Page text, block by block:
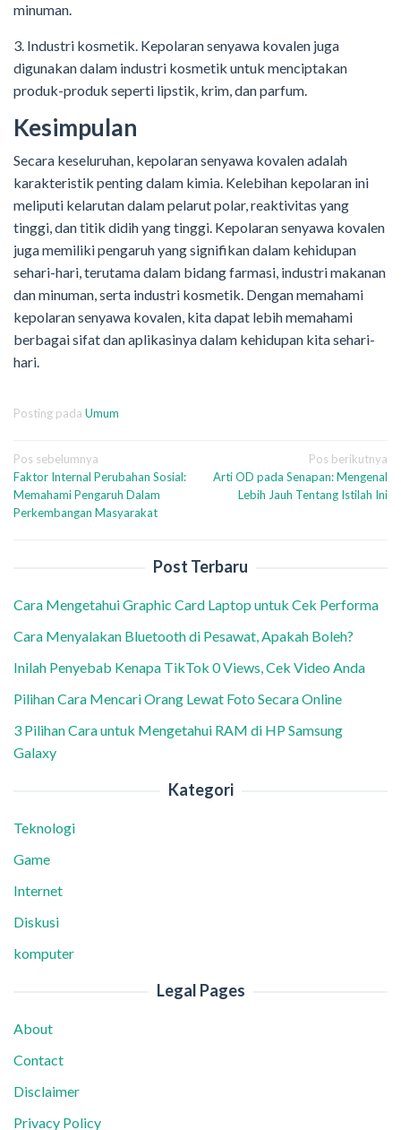
minuman.
3. Industri kosmetik. Kepolaran senyawa kovalen juga
digunakan dalam industri kosmetik untuk menciptakan
produk-produk seperti lipstik, krim, dan parfum.
Kesimpulan
Secara keseluruhan, kepolaran senyawa kovalen adalah
karakteristik penting dalam kimia. Kelebihan kepolaran ini
meliputi kelarutan dalam pelarut polar, reaktivitas yang
tinggi, dan titik didih yang tinggi. Kepolaran senyawa kovalen
juga memiliki pengaruh yang signifikan dalam kehidupan
sehari-hari, terutama dalam bidang farmasi, industri makanan
dan minuman, serta industri kosmetik. Dengan memahami
kepolaran senyawa kovalen, kita dapat lebih memahami
berbagai sifat dan aplikasinya dalam kehidupan kita sehari-
hari.
Posting pada Umum
Navigasi
pos
Pos sebelumnya
Faktor Internal Perubahan Sosial:
Memahami Pengaruh Dalam
Perkembangan Masyarakat
Pos berikutnya
Arti OD pada Senapan: Mengenal
Lebih Jauh Tentang Istilah Ini
Post Terbaru
Cara Mengetahui Graphic Card Laptop untuk Cek Performa
Cara Menyalakan Bluetooth di Pesawat, Apakah Boleh?
Inilah Penyebab Kenapa TikTok 0 Views, Cek Video Anda
Pilihan Cara Mencari Orang Lewat Foto Secara Online
3 Pilihan Cara untuk Mengetahui RAM di HP Samsung
Galaxy
Kategori
Teknologi
Game
Internet
Diskusi
komputer
Legal Pages
About
Contact
Disclaimer
Privacy Policy